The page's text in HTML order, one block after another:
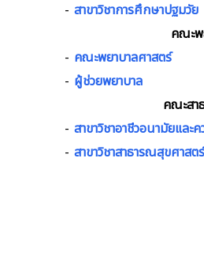
- สาขาวิชาการศึกษาปฐมวัย
คณะพ
- คณะพยาบาลศาสตร์
- ผู้ช่วยพยาบาล
คณะสา
- สาขาวิชาอาชีวอนามัยและ
- สาขาวิชาสาธารณสุขศาสตร์